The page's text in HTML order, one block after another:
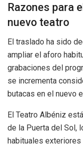
Razones para
nuevo teatro
El traslado ha sido
ampliar el aforo
grabaciones del
se incrementa
butacas en el nuevo
El Teatro Albéniz
de la Puerta del Sol,
habituales exteriores